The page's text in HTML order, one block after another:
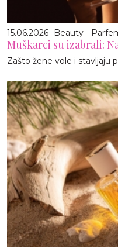
15.06.2026 Beauty -
Muškarci su izabrali:
Zašto žene vole i stavljaju